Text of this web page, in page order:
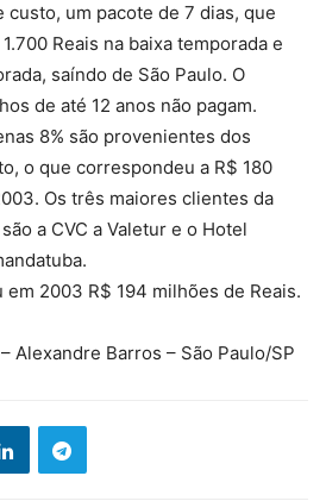
custo, um pacote de 7 dias, que
Reais na baixa temporada e
saíndo de São Paulo. O
de até 12 anos não pagam.
8% são provenientes dos
o que correspondeu a R$ 180
Os três maiores clientes da
a CVC a Valetur e o Hotel
em 2003 R$ 194 milhões de Reais.
Alexandre Barros – São Paulo/SP